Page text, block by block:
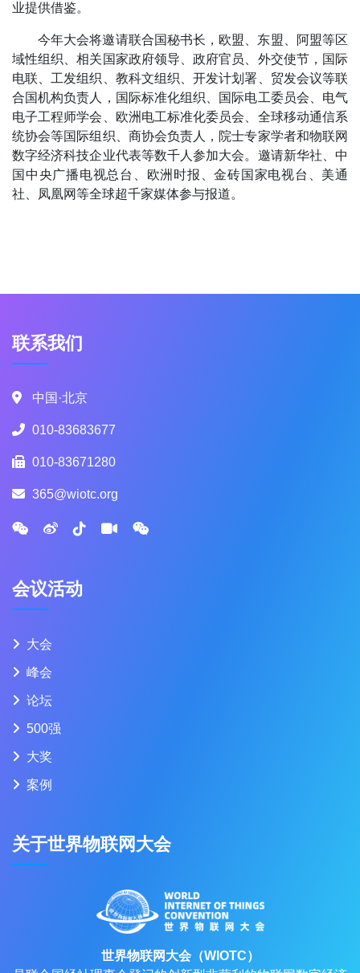
业提供借鉴。
今年大会将邀请联合国秘书长，欧盟、东盟、阿盟等区
域性组织、相关国家政府领导、政府官员、外交使节，国际
电联、工发组织、教科文组织、开发计划署、贸发会议等联
合国机构负责人，国际标准化组织、国际电工委员会、电气
电子工程师学会、欧洲电工标准化委员会、全球移动通信系
统协会等国际组织、商协会负责人，院士专家学者和物联网
数字经济科技企业代表等数千人参加大会。邀请新华社、中
国中央广播电视总台、欧洲时报、金砖国家电视台、美通
社、凤凰网等全球超千家媒体参与报道。
联系我们
中国·北京
010-83683677
010-83671280
365@wiotc.org
会议活动
大会
峰会
论坛
500强
大奖
案例
关于世界物联网大会
世界物联网大会（WIOTC）